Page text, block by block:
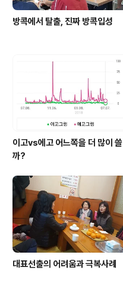
방콕에서 탈출, 진짜 방콕입성
이고vs에고 어느쪽을 더 많이 쓸
까?
대표선출의 어려움과 극복사례